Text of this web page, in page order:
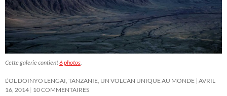
Cette galerie contient6 photos
L’OL DOINYO LENGAI, TANZANIE, UN VOLCAN UNIQUE AU MONDE AVRIL
16, 2014 10 COMMENTAIRES